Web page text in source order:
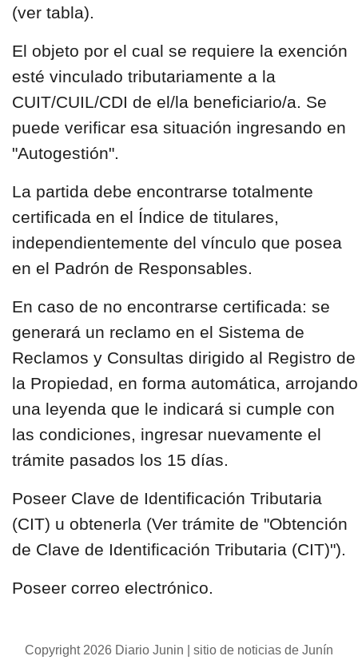
(ver tabla).
El objeto por el cual se requiere la exención
esté vinculado tributariamente a la
CUIT/CUIL/CDI de el/la beneficiario/a. Se
puede verificar esa situación ingresando en
"Autogestión".
La partida debe encontrarse totalmente
certificada en el Índice de titulares,
independientemente del vínculo que posea
en el Padrón de Responsables.
En caso de no encontrarse certificada: se
generará un reclamo en el Sistema de
Reclamos y Consultas dirigido al Registro de
la Propiedad, en forma automática, arrojando
una leyenda que le indicará si cumple con
las condiciones, ingresar nuevamente el
trámite pasados los 15 días.
Poseer Clave de Identificación Tributaria
(CIT) u obtenerla (Ver trámite de "Obtención
de Clave de Identificación Tributaria (CIT)").
Poseer correo electrónico.
Copyright 2026 Diario Junin | sitio de noticias de Junín